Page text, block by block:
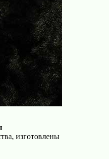
изготовлены